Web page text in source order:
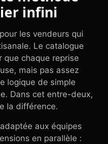
infini
les vendeurs qui
Le catalogue
que chaque reprise
mais pas assez
logique de simple
Dans cet entre-deux,
la différence.
aux équipes
en parallèle :